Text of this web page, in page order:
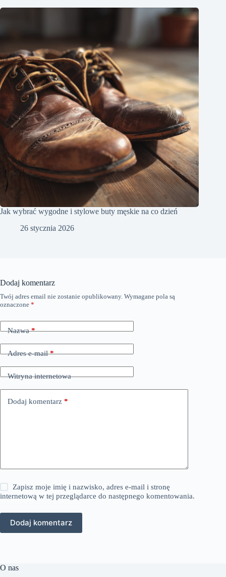
Jak wybrać wygodne i stylowe buty męskie na co dzień
26 stycznia 2026
Dodaj komentarz
Twój adres email nie zostanie opublikowany. Wymagane pola są
oznaczone *
Nazwa*
Adres e-mail*
Witryna internetowa
Dodaj komentarz *
Zapisz moje imię i nazwisko, adres e-mail i stronę
internetową w tej przeglądarce do następnego komentowania.
Dodaj komentarz
O nas